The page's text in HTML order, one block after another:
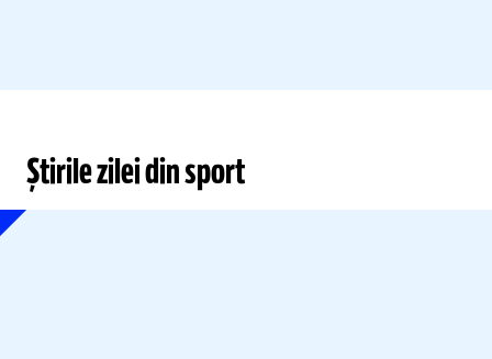
Știrile zilei din sport